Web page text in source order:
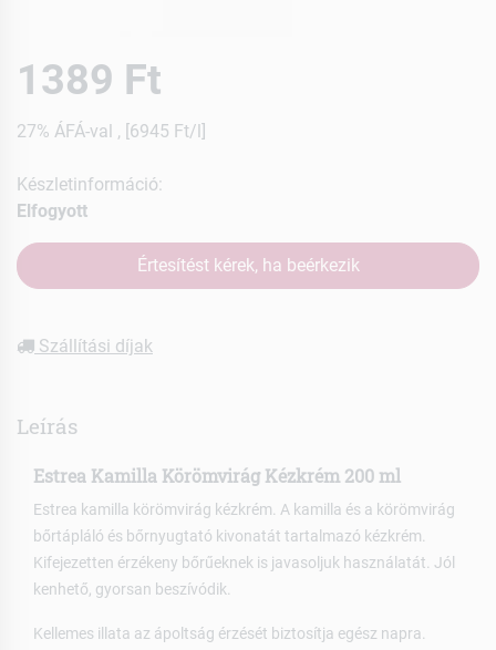
1389 Ft
27% ÁFÁ-val , [6945 Ft/l]
Készletinformáció:
Elfogyott
Értesítést kérek, ha beérkezik
Szállítási díjak
Leírás
Estrea Kamilla Körömvirág Kézkrém 200 ml
Estrea kamilla körömvirág kézkrém. A kamilla és a körömvirág
bőrtápláló és bőrnyugtató kivonatát tartalmazó kézkrém.
Kifejezetten érzékeny bőrűeknek is javasoljuk használatát. Jól
kenhető, gyorsan beszívódik.
Kellemes illata az ápoltság érzését biztosítja egész napra.